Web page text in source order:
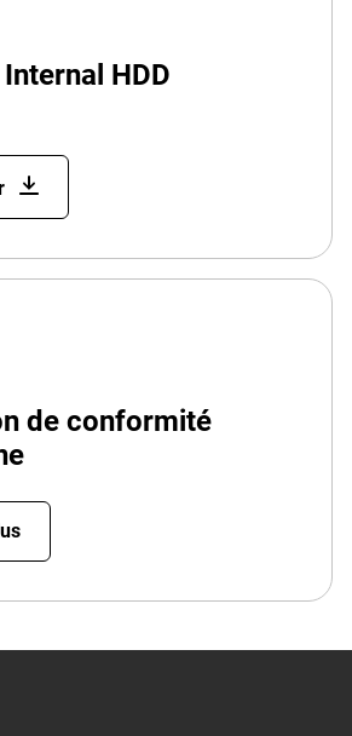
HDD
de conformité